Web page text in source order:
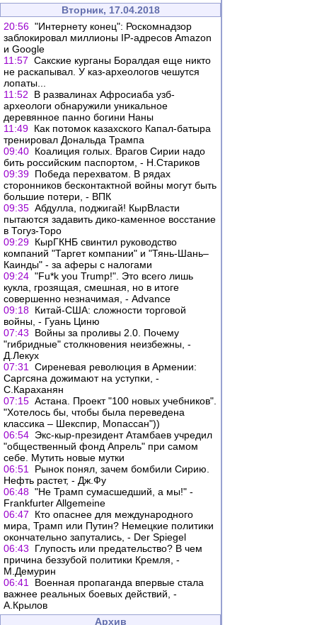
Вторник, 17.04.2018
20:56 "Интернету конец": Роскомнадзор
заблокировал миллионы IP-адресов Amazon
и Google
11:57 Сакские курганы Боралдая еще никто
не раскапывал. У каз-археологов чешутся
лопаты...
11:52
В развалинах Афросиаба узб-
археологи обнаружили уникальное
деревянное панно богини Наны
11:49 Как потомок казахского Капал-батыра
тренировал Дональда Трампа
09:40 Коалиция голых. Врагов Сирии надо
бить российским паспортом, - Н.Стариков
09:39 Победа перехватом. В рядах
сторонников бесконтактной войны могут быть
большие потери, - ВПК
09:35 Абдулла, поджигай! КырВласти
пытаются задавить дико-каменное восстание
в Тогуз-Торо
09:29 КырГКНБ свинтил руководство
компаний "Таргет компании" и "Тянь-Шань–
Каинды" - за аферы с налогами
09:24 "Fu*k you Trump!". Это всего лишь
кукла, грозящая, смешная, но в итоге
совершенно незначимая, - Advance
09:18 Китай-США: сложности торговой
войны, - Гуань Циню
07:43
Войны за проливы 2.0. Почему
"гибридные" столкновения неизбежны, -
Д.Лекух
07:31
Сиреневая революция в Армении:
Саргсяна дожимают на уступки, -
С.Караханян
07:15 Астана. Проект "100 новых учебников".
"Хотелось бы, чтобы была переведена
классика – Шекспир, Мопассан"))
06:54 Экс-кыр-президент Атамбаев учредил
"общественный фонд Апрель" при самом
себе. Мутить новые мутки
06:51
Рынок понял, зачем бомбили Сирию.
Нефть растет, - Дж.Фу
06:48 "Не Трамп сумасшедший, а мы!" -
Frankfurter Allgemeine
06:47
Кто опаснее для международного
мира, Трамп или Путин? Немецкие политики
окончательно запутались, - Der Spiegel
06:43
Глупость или предательство? В чем
причина беззубой политики Кремля, -
М.Демурин
06:41
Военная пропаганда впервые стала
важнее реальных боевых действий, -
А.Крылов
Архив